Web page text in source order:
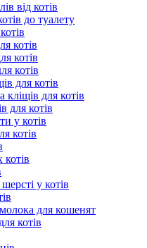
від котів
до туалету
котів
котів
котів
для котів
для котів
для котів
у котів
котів
котів
у котів
для кошенят
котів